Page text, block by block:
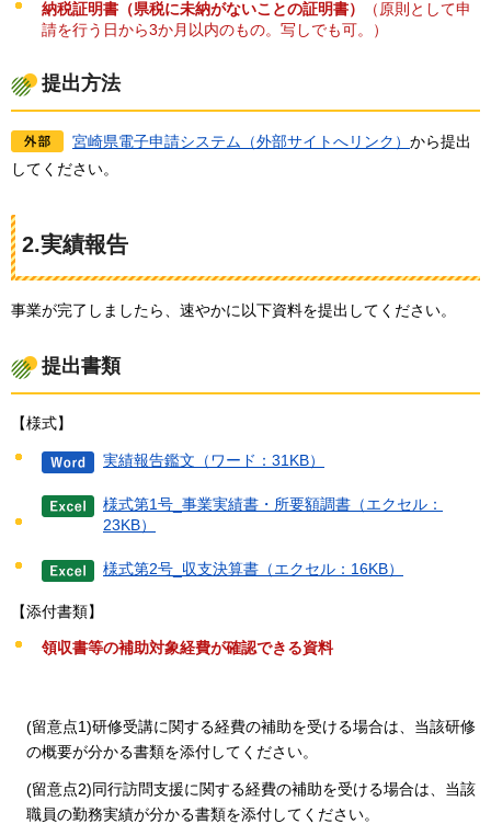
納税証明書（県税に未納がないことの証明書）
（原則として申
請を行う日から3か月以内のもの。写しでも可。）
提出方法
宮崎県電子申請システム（外部サイトへリンク） から提出
してください。
2.実績報告
事業が完了しましたら、速やかに以下資料を提出してください。
提出書類
【様式】
実績報告鑑文（ワード：31KB）
様式第1号_事業実績書・所要額調書（エクセル：
23KB）
様式第2号_収支決算書（エクセル：16KB）
【添付書類】
領収書等の補助対象経費が確認できる資料
(留意点1)研修受講に関する経費の補助を受ける場合は、当該研修
の概要が分かる書類を添付してください。
(留意点2)同行訪問支援に関する経費の補助を受ける場合は、当該
職員の勤務実績が分かる書類を添付してください。